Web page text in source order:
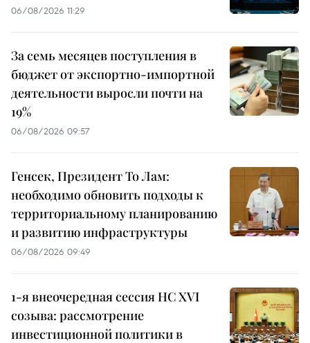
06/08/2026 11:29
За семь месяцев поступления в
бюджет от экспортно-импортной
деятельности выросли почти на
19%
06/08/2026 09:57
Генсек, Президент То Лам:
необходимо обновить подходы к
территориальному планированию
и развитию инфраструктуры
06/08/2026 09:49
1-я внеочередная сессия НС XVI
созыва: рассмотрение
инвестиционной политики в